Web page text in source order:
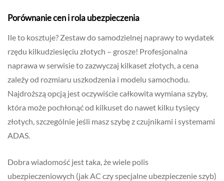
Porównanie cen i rola ubezpieczenia
Ile to kosztuje? Zestaw do samodzielnej naprawy to wydatek
rzędu kilkudziesięciu złotych – grosze! Profesjonalna
naprawa w serwisie to zazwyczaj kilkaset złotych, a cena
zależy od rozmiaru uszkodzenia i modelu samochodu.
Najdroższą opcją jest oczywiście całkowita wymiana szyby,
która może pochłonąć od kilkuset do nawet kilku tysięcy
złotych, szczególnie jeśli masz szybę z czujnikami i systemami
ADAS.
Dobra wiadomość jest taka, że wiele polis
ubezpieczeniowych (jak AC czy specjalne ubezpieczenie szyb)